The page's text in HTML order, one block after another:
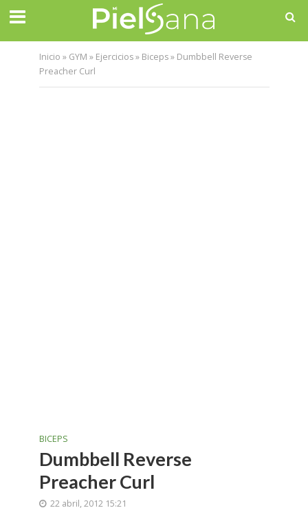
Inicio » GYM » Ejercicios» Biceps» Dumbbell Reverse
Preacher Curl
BICEPS
Dumbbell Reverse
Preacher Curl
22 abril, 2012 15:21